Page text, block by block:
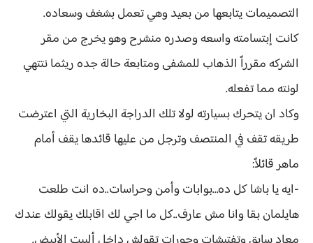
التصميمات يتابعها من بعيد وهي تعمل بشغف وسعاده.
كانت إبتسامته واسعه وصدره منشرح وهو يخرج من مقر
الشركه مقرراً الذهاب للمشفى ومتابعة حالة جده ريثما نتتهي
لونته مما تفعله.
وكاد ان يتحرك بسيارته لولا تلك الدراجة البخارية التي اعترضت
طريقه تقف في المنتصف وترجل من عليها قائدها يقف أمام
ماهر قائلاً:
-ايه يا باشا كل ده…بوابات وأمن وحراسات..ده انت طلعت
هايلمان بقا وانا مش عارف..كل ما اجي لك اقابلك يقولك عندك